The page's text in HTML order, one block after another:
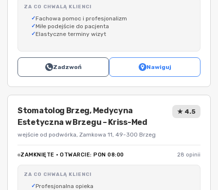
ZA CO CHWALĄ KLIENCI
Fachowa pomoc i profesjonalizm
Miłe podejście do pacjenta
Elastyczne terminy wizyt
Zadzwoń Nawiguj
Stomatolog Brzeg, Medycyna
Estetyczna w Brzegu – Kriss-Med
wejście od podwórka, Zamkowa 11, 49-300 Brzeg
★ 4.5
ZAMKNIĘTE · OTWARCIE: PON 08:00 28 opinii
ZA CO CHWALĄ KLIENCI
Profesjonalna opieka